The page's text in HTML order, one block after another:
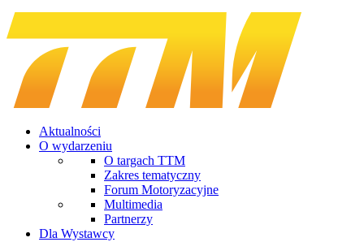
Aktualności
O wydarzeniu
O targach TTM
Zakres tematyczny
Forum Motoryzacyjne
Multimedia
Partnerzy
Dla Wystawcy